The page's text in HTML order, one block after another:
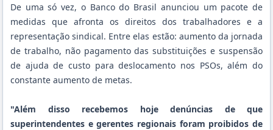
De uma só vez, o Banco do Brasil anunciou um pacote de
medidas que afronta os direitos dos trabalhadores e a
representação sindical. Entre elas estão: aumento da jornada
de trabalho, não pagamento das substituições e suspensão
de ajuda de custo para deslocamento nos PSOs, além do
constante aumento de metas.
"Além disso recebemos hoje denúncias de que
superintendentes e gerentes regionais foram proibidos de